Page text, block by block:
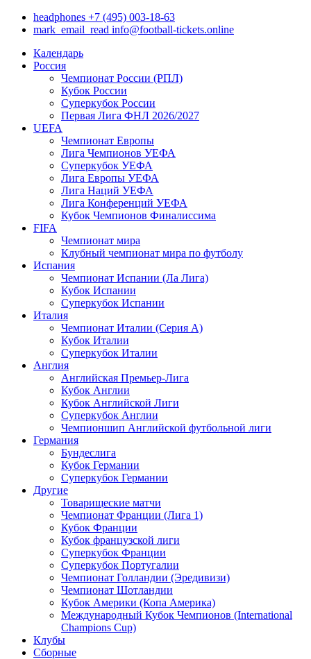
headphones +7 (495) 003-18-63
mark_email_read info@football-tickets.online
Календарь
Россия
Чемпионат России (РПЛ)
Кубок России
Суперкубок России
Первая Лига ФНЛ 2026/2027
UEFA
Чемпионат Европы
Лига Чемпионов УЕФА
Суперкубок УЕФА
Лига Европы УЕФА
Лига Наций УЕФА
Лига Конференций УЕФА
Кубок Чемпионов Финалиссима
FIFA
Чемпионат мира
Клубный чемпионат мира по футболу
Испания
Чемпионат Испании (Ла Лига)
Кубок Испании
Суперкубок Испании
Италия
Чемпионат Италии (Серия А)
Кубок Италии
Суперкубок Италии
Англия
Английская Премьер-Лига
Кубок Англии
Кубок Английской Лиги
Суперкубок Англии
Чемпионшип Английской футбольной лиги
Германия
Бундеслига
Кубок Германии
Суперкубок Германии
Другие
Товарищеские матчи
Чемпионат Франции (Лига 1)
Кубок Франции
Кубок французской лиги
Суперкубок Франции
Суперкубок Португалии
Чемпионат Голландии (Эредивизи)
Чемпионат Шотландии
Кубок Америки (Копа Америка)
Международный Кубок Чемпионов (International
Champions Cup)
Клубы
Сборные